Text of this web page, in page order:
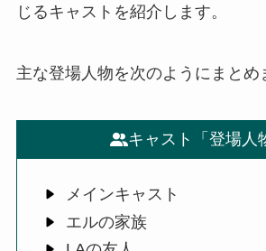
じるキャストを紹介します。
主な登場人物を次のようにまとめ
キャスト「登場人
メインキャスト
エルの家族